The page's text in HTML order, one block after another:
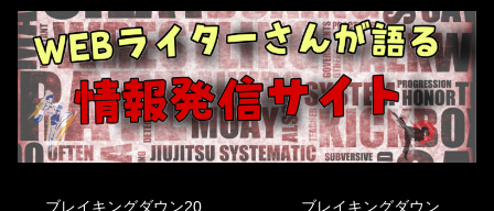
ブレイキングダウン20 ブレイキングダウン